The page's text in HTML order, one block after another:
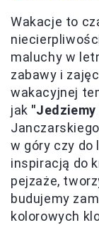
Wakacje to
maluchy w
zabawy i
wakacyjnej
jak "Jedziemy
w góry czy do
inspiracją do
pejzaże,
budujemy
kolorowych